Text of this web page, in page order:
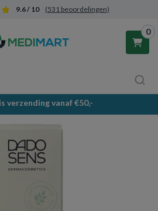
9.6 / 10 (531 beoordelingen)
0
is leeg.
verzending vanaf €50,-